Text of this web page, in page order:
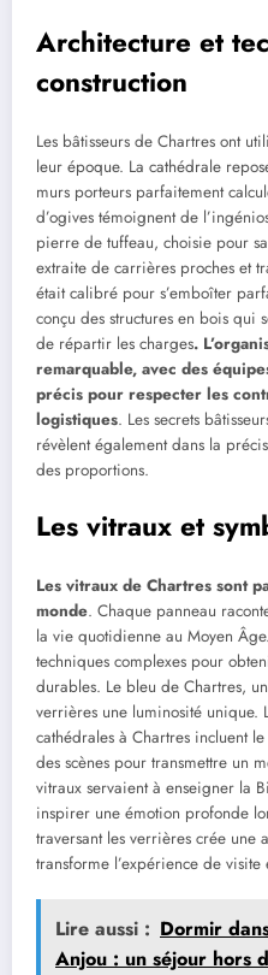
Architecture et
construction
Les bâtisseurs de Chartres ont
leur époque. La cathédrale
murs porteurs parfaitement
d’ogives témoignent de
pierre de tuffeau, choisie pour
extraite de carrières proches et
était calibré pour s’emboîter
conçu des structures en bois qui
de répartir les charges.
remarquable, avec des
précis pour respecter les
logistiques. Les secrets
révèlent également dans la
des proportions.
Les vitraux et
Les vitraux de Chartres sont
monde. Chaque panneau
la vie quotidienne au Moyen
techniques complexes pour
durables. Le bleu de Chartres,
verrières une luminosité unique.
cathédrales à Chartres incluent
des scènes pour transmettre un
vitraux servaient à enseigner la
inspirer une émotion profonde
traversant les verrières crée une
transforme l’expérience de visite
Lire aussi : Dormir
Anjou : un séjour hors